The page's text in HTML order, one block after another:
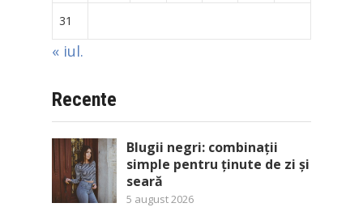
31
« iul.
Recente
Blugii negri: combinații
simple pentru ținute de zi și
seară
5 august 2026